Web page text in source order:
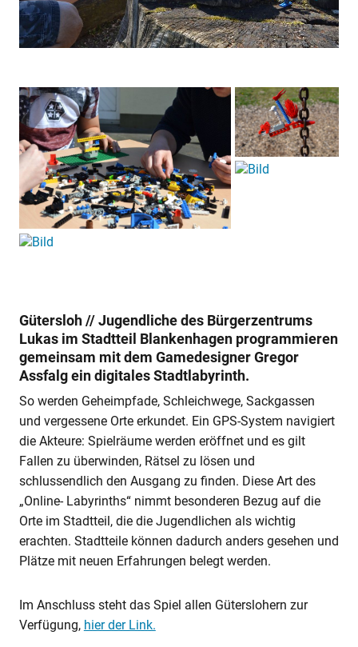
Gütersloh // Jugendliche des Bürgerzentrums
Lukas im Stadtteil Blankenhagen programmieren
gemeinsam mit dem Gamedesigner Gregor
Assfalg ein digitales Stadtlabyrinth.
So werden Geheimpfade, Schleichwege, Sackgassen
und vergessene Orte erkundet. Ein GPS-System navigiert
die Akteure: Spielräume werden eröffnet und es gilt
Fallen zu überwinden, Rätsel zu lösen und
schlussendlich den Ausgang zu finden. Diese Art des
„Online- Labyrinths“ nimmt besonderen Bezug auf die
Orte im Stadtteil, die die Jugendlichen als wichtig
erachten. Stadtteile können dadurch anders gesehen und
Plätze mit neuen Erfahrungen belegt werden.
Im Anschluss steht das Spiel allen Güterslohern zur
Verfügung, hier der Link.